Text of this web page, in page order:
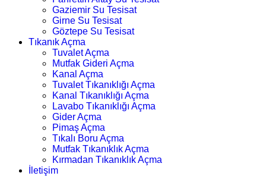
Gaziemir Su Tesisat
Girne Su Tesisat
Göztepe Su Tesisat
Tıkanık Açma
Tuvalet Açma
Mutfak Gideri Açma
Kanal Açma
Tuvalet Tıkanıklığı Açma
Kanal Tıkanıklığı Açma
Lavabo Tıkanıklığı Açma
Gider Açma
Pimaş Açma
Tıkalı Boru Açma
Mutfak Tıkanıklık Açma
Kırmadan Tıkanıklık Açma
İletişim